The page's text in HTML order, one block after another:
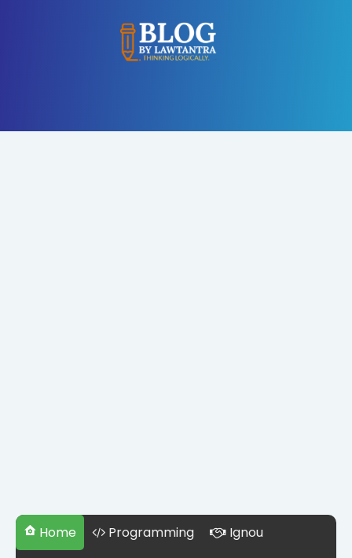
Home Programming
Ignou